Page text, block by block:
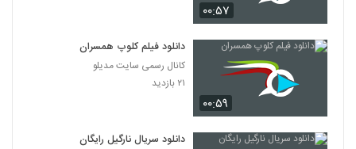
۰۰:۵۷
۰۰:۵۹
دانلود فیلم کلوپ همسران
کانال رسمی سایت مدیلو
۲۱ بازدید
دانلود سریال نارگیل رایگان